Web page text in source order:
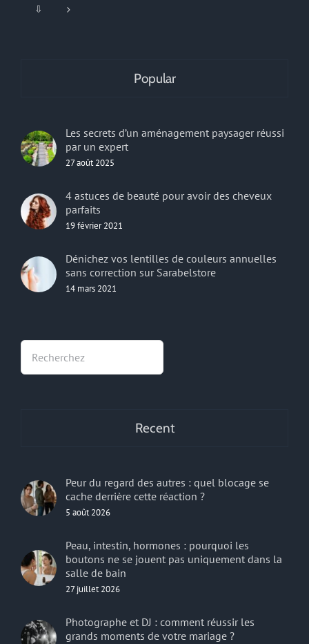
⇩
Popular
Les secrets d’un aménagement paysager réussi
par un expert
27 août 2025
4 astuces de beauté pour avoir des cheveux
parfaits
19 février 2021
Dénichez vos lentilles de couleurs annuelles
sans correction sur Sarabelstore
14 mars 2021
Recent
Peur du regard des autres : quel blocage se
cache derrière cette réaction ?
5 août 2026
Peau, intestin, hormones : pourquoi les
boutons ne se jouent pas uniquement dans la
salle de bain
27 juillet 2026
Photographe et DJ : comment réussir les
grands moments de votre mariage ?